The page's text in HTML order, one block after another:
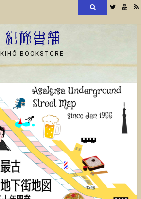
Twitter
紀峰書舗
KIHŌ BOOKSTORE